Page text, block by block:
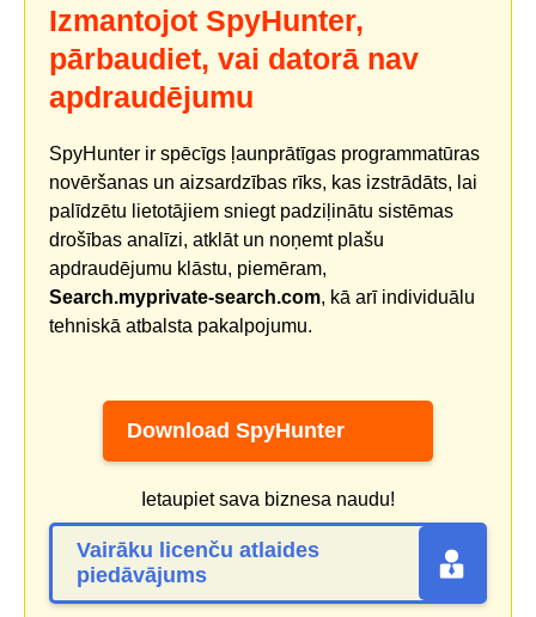
Izmantojot SpyHunter,
pārbaudiet, vai datorā nav
apdraudējumu
SpyHunter ir spēcīgs ļaunprātīgas programmatūras
novēršanas un aizsardzības rīks, kas izstrādāts, lai
palīdzētu lietotājiem sniegt padziļinātu sistēmas
drošības analīzi, atklāt un noņemt plašu
apdraudējumu klāstu, piemēram,
Search.myprivate-search.com, kā arī individuālu
tehniskā atbalsta pakalpojumu.
Download SpyHunter
Ietaupiet sava biznesa naudu!
Vairāku licenču atlaides
piedāvājums